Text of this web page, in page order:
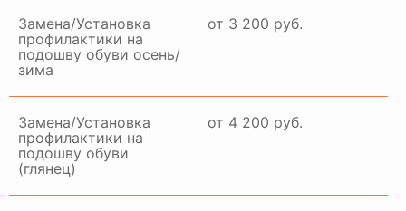
Замена/Установка
профилактики на
подошву обуви осень/
зима
от 3 200 руб.
Замена/Установка
профилактики на
подошву обуви
(глянец)
от 4 200 руб.